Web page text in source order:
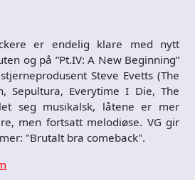
er endelig klare med nytt
og på ”Pt.IV: A New Beginning”
Steve Evetts (The
Sepultura, Everytime I Die, The
seg musikalsk, låtene er mer
men fortsatt melodiøse. VG gir
"Brutalt bra comeback".